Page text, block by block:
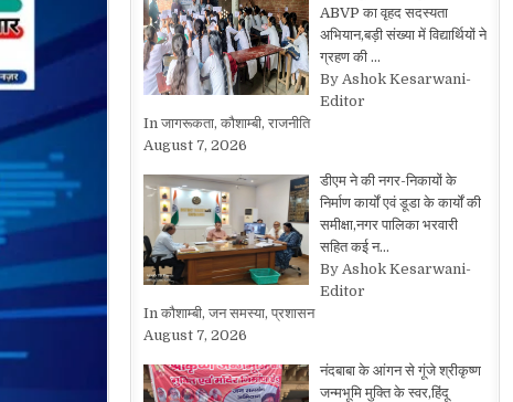
ABVP का वृहद सदस्यता
अभियान,बड़ी संख्या में विद्यार्थियों ने
ग्रहण की …
By Ashok Kesarwani-
Editor
In जागरूकता, कौशाम्बी, राजनीति
August 7, 2026
डीएम ने की नगर-निकायों के
निर्माण कार्यों एवं डूडा के कार्यों की
समीक्षा,नगर पालिका भरवारी
सहित कई न…
By Ashok Kesarwani-
Editor
In कौशाम्बी, जन समस्या, प्रशासन
August 7, 2026
नंदबाबा के आंगन से गूंजे श्रीकृष्ण
जन्मभूमि मुक्ति के स्वर,हिंदू